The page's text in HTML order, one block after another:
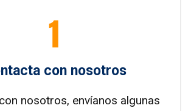
con nosotros
nosotros, envíanos algunas